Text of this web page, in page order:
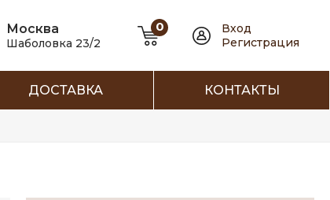
Москва
Шаболовка 23/2
0
Вход
Регистрация
ДОСТАВКА КОНТАКТЫ